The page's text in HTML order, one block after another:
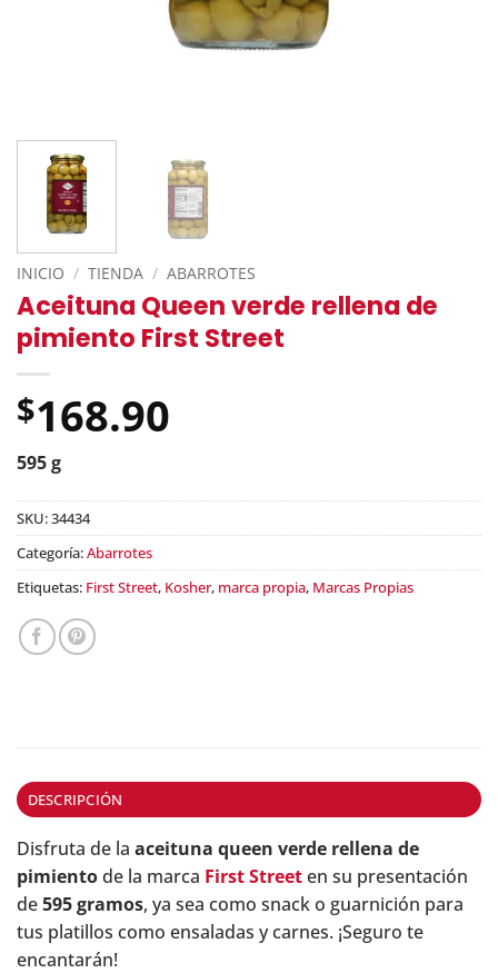
INICIO / TIENDA / ABARROTES
Aceituna Queen verde rellena de
pimiento First Street
$168.90
595 g
SKU:34434
Categoría:Abarrotes
Etiquetas: First Street, Kosher, marca propia, Marcas Propias
DESCRIPCIÓN
Disfruta de la aceituna queen verde rellena de
pimientode la marca First Streeten su presentación
de595 gramos, ya sea como snack o guarnición para
tus platillos como ensaladas y carnes. ¡Seguro te
encantarán!